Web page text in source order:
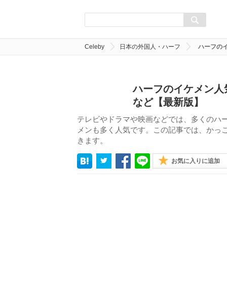
Celeby 日本の外国人・ハーフ ハーフの
ハーフのイケメン
など【最新版】
テレビやドラマや映画などでは、多くのハ
メンも多く人気です。この記事では、か
きます。
お気に入りに追加